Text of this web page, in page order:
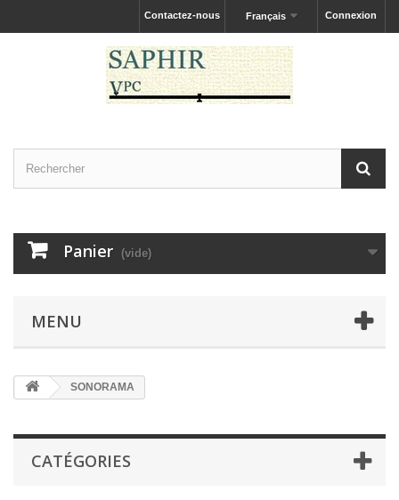
Connexion
Français
Contactez-nous
Panier (vide)
MENU
SONORAMA
CATÉGORIES